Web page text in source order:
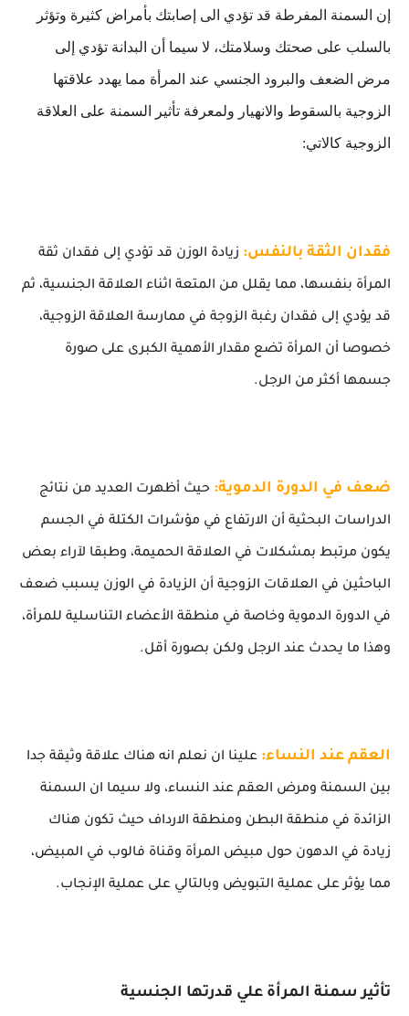
إن السمنة المفرطة قد تؤدي الى إصابتك بأمراض كثيرة وتؤثر
بالسلب على صحتك وسلامتك، لا سيما أن البدانة تؤدي إلى
مرض الضعف والبرود الجنسي عند المرأة مما يهدد علاقتها
الزوجية بالسقوط والانهيار ولمعرفة تأثير السمنة على العلاقة
الزوجية كالاتي:
فقدان الثقة بالنفس: زيادة الوزن قد تؤدي إلى فقدان ثقة
المرأة بنفسها، مما يقلل من المتعة اثناء العلاقة الجنسية، ثم
قد يؤدي إلى فقدان رغبة الزوجة في ممارسة العلاقة الزوجية،
خصوصا أن المرأة تضع مقدار الأهمية الكبرى على صورة
جسمها أكثر من الرجل.
ضعف في الدورة الدموية: حيث أظهرت العديد من نتائج
الدراسات البحثية أن الارتفاع في مؤشرات الكتلة في الجسم
يكون مرتبط بمشكلات في العلاقة الحميمة، وطبقا لآراء بعض
الباحثين في العلاقات الزوجية أن الزيادة في الوزن يسبب ضعف
في الدورة الدموية وخاصة في منطقة الأعضاء التناسلية للمرأة،
وهذا ما يحدث عند الرجل ولكن بصورة أقل.
العقم عند النساء: علينا ان نعلم انه هناك علاقة وثيقة جدا
بين السمنة ومرض العقم عند النساء، ولا سيما ان السمنة
الزائدة في منطقة البطن ومنطقة الارداف حيث تكون هناك
زيادة في الدهون حول مبيض المرأة وقناة فالوب في المبيض،
مما يؤثر على عملية التبويض وبالتالي على عملية الإنجاب.
تأثير سمنة المرأة علي قدرتها الجنسية